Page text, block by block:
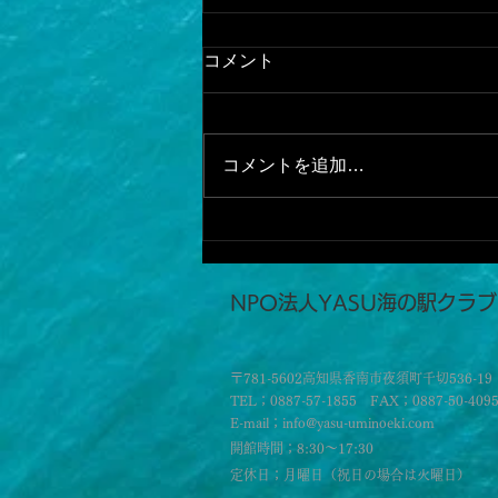
SUPフィッシング
コメント
コメントを追加…
​NPO法人YASU海の駅クラブ
〒781-5602高知県香南市夜須町千切536-19
TEL；0887-57-1855 FAX；0887-50-4095
E-mail；info@yasu-uminoeki.com
開館時間；8:30～17:30
定休日；月曜日（祝日の場合は火曜日）